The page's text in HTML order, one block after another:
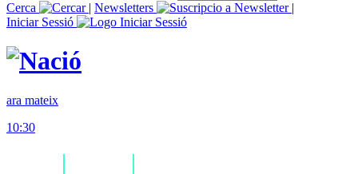
Cerca
| Newsletters
|
Iniciar Sessió
ara mateix
10:30